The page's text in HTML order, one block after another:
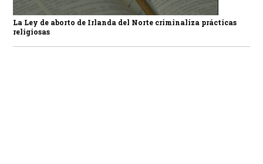
La Ley de aborto de Irlanda del Norte criminaliza prácticas
religiosas